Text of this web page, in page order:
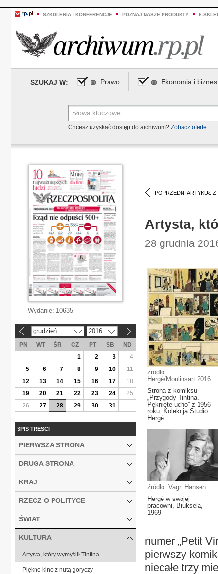
SZKOLENIA I KONFERENCJE POZNAJ NASZE PRODUKTY E-
SZUKAJ W: Prawo Ekonomia i biznes
Chcesz uzyskać dostęp do archiwum? Zobacz ofertę
POPRZEDNI ARTYKUŁ Z
Artysta,
28 grudnia
źródło:
Hergé/Moulinsart 2016
Strona z komiksu
„Przygody Tintina.
Pęknięte ucho” z 1956
roku. Kolekcja Studio
Hergé.
źródło: Vagn Hansen
Hergé w swojej
pracowni, Bruksela,
1969
numer „Petit
pierwszy
niecałe trzy
Wydanie: 10635
grudzień 2016
PN WT ŚR CZ PT SB
ND
1
2 3
4
5
6 7 8 9 10
11
12
13 14 15 16 17
18
19
20 21 22 23 24
25
26
27 28 29 30 31
SPIS TREŚCI
PIERWSZA STRONA
DRUGA STRONA
KRAJ
RZECZ O POLITYCE
ŚWIAT
KULTURA
Artysta, który wymyślił Tintina
Piękne kino z nutą goryczy